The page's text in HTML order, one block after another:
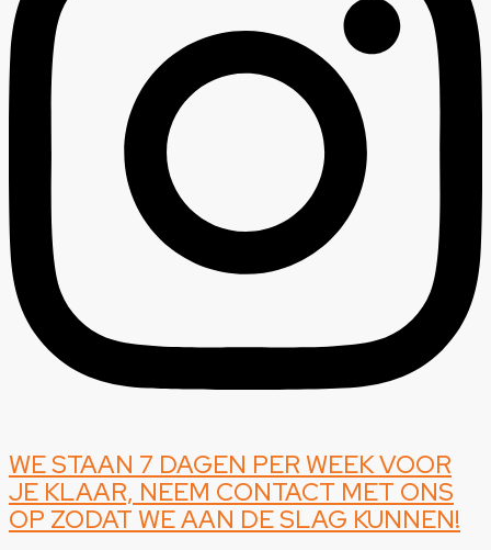
WE STAAN 7 DAGEN PER WEEK VOOR
JE KLAAR, NEEM CONTACT MET ONS
OP ZODAT WE AAN DE SLAG KUNNEN!